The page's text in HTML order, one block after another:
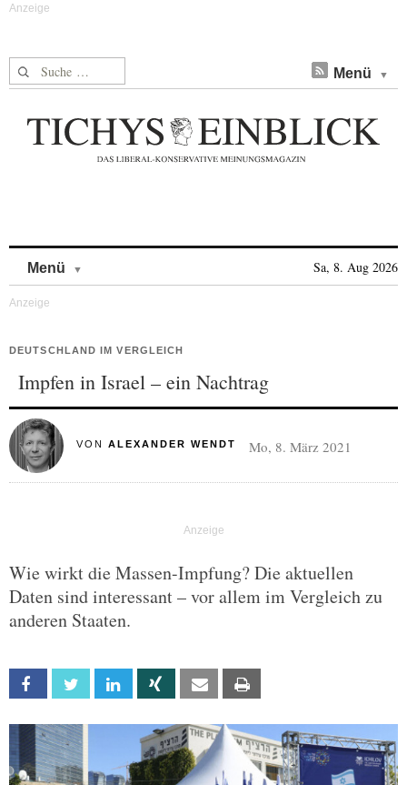
Suche nach: Menü
Menü Sa, 8. Aug 2026
DEUTSCHLAND IM VERGLEICH
Impfen in Israel – ein Nachtrag
VON ALEXANDER WENDT Mo, 8. März 2021
Wie wirkt die Massen-Impfung? Die aktuellen
Daten sind interessant – vor allem im Vergleich zu
anderen Staaten.
Facebook Twitter Linkedin Xing Email